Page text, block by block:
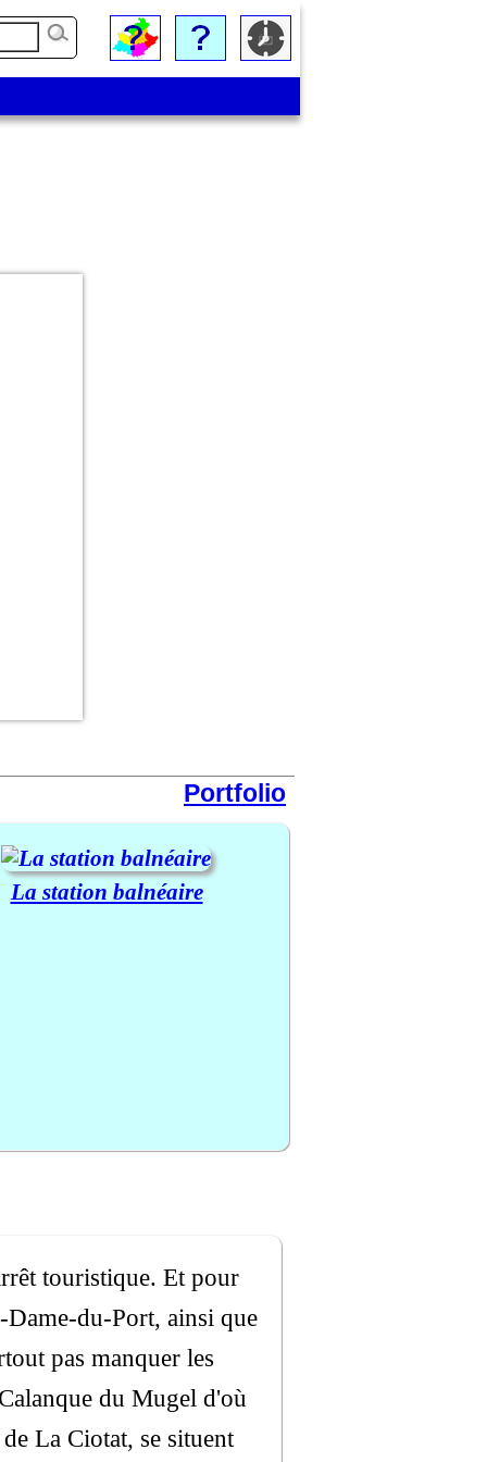
Portfolio
La station balnéaire
touristique. Et pour
du-Port, ainsi que
pas manquer les
du Mugel d'où
La Ciotat, se situent